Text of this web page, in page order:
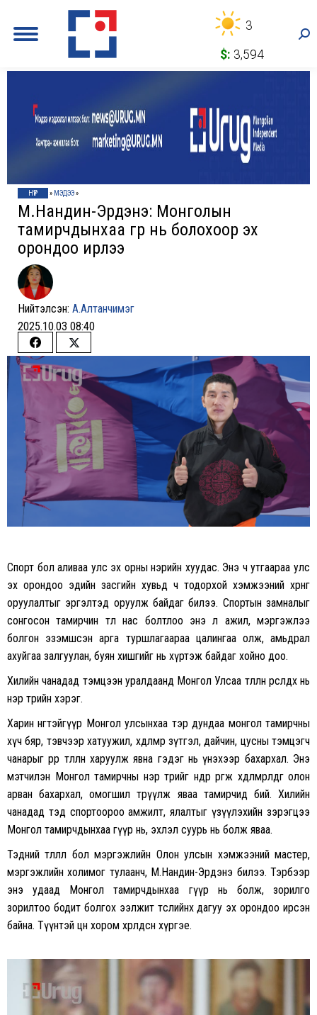
3
$: 3,594
НҮҮР » МЭДЭЭ»
М.Нандин-Эрдэнэ: Монголын
тамирчдынхаа гүүр нь болохоор эх
орондоо ирлээ
Нийтэлсэн: А.Алтанчимэг
2025.10.03 08:40
Share
on
Facebook
Share
on
Twitter
Спорт бол аливаа улс эх орны нэрийн хуудас. Энэ ч утгаараа улс
эх орондоо эдийн засгийн хувьд ч тодорхой хэмжээний хөрөнгө
оруулалтыг эргэлтэд оруулж байдаг билээ. Спортын замналыг
сонгосон тамирчин өтөл нас болтлоо энэ л ажил, мэргэжлээ
болгон эзэмшсэн арга туршлагаараа цалингаа олж, амьдрал
ахуйгаа залгуулан, буян хишгийг нь хүртэж байдаг хойно доо.
Хилийн чанадад тэмцээн уралдаанд Монгол Улсаа төлөөлөн өрсөлдөх нь
нэр төрийн хэрэг.
Харин нөгөөтэйгүүр Монгол улсынхаа тэр дундаа монгол тамирчны
хүч бяр, тэвчээр хатуужил, хөдөлмөр зүтгэл, дайчин, цусны тэмцэгч
чанарыг өөрөөрөө төлөөлөн харуулж явна гэдэг нь үнэхээр бахархал. Энэ
мэтчилэн Монгол тамирчны нэр төрийг өндөр өргөж хөдөлмөрлөдөг олон
арван бахархал, омогшил төрүүлж яваа тамирчид бий. Хилийн
чанадад тэд спортоороо амжилт, ялалтыг үзүүлэхийн зэрэгцээ
Монгол тамирчдынхаа гүүр нь, эхлэл суурь нь болж яваа.
Тэдний төлөөлөл бол мэргэжлийн Олон улсын хэмжээний мастер,
мэргэжлийн холимог тулаанч, М.Нандин-Эрдэнэ билээ. Тэрбээр
энэ удаад Монгол тамирчдынхаа гүүр нь болж, зорилго
зорилтоо бодит болгох ээлжит төслийнхөө дагуу эх орондоо ирсэн
байна. Түүнтэй цөөн хором хөөрөлдсөнөө хүргэе.